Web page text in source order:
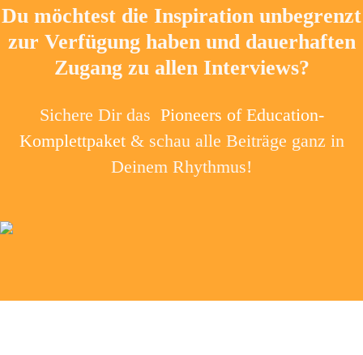
Du möchtest die Inspiration unbegrenzt
zur Verfügung haben und dauerhaften
Zugang zu allen Interviews?
Sichere Dir das Pioneers of Education-
Komplettpaket& schau alle Beiträge ganz in
Deinem Rhythmus!